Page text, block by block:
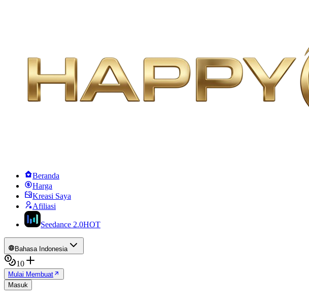
Beranda
Harga
Kreasi Saya
Afiliasi
Seedance 2.0HOT
Bahasa Indonesia
10
Mulai Membuat
Masuk